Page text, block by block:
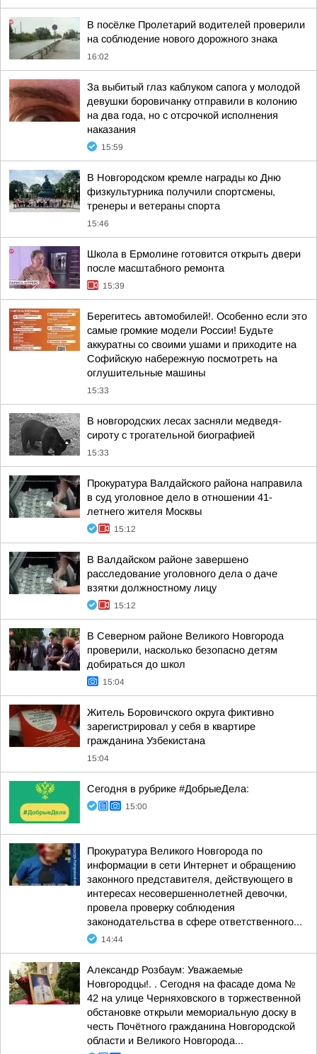
В посёлке Пролетарий водителей проверили
на соблюдение нового дорожного знака
16:02
За выбитый глаз каблуком сапога у молодой
девушки боровичанку отправили в колонию
на два года, но с отсрочкой исполнения
наказания
15:59
В Новгородском кремле награды ко Дню
физкультурника получили спортсмены,
тренеры и ветераны спорта
15:46
Школа в Ермолине готовится открыть двери
после масштабного ремонта
15:39
Берегитесь автомобилей!. Особенно если это
самые громкие модели России! Будьте
аккуратны со своими ушами и приходите на
Софийскую набережную посмотреть на
оглушительные машины
15:33
В новгородских лесах засняли медведя-
сироту с трогательной биографией
15:33
Прокуратура Валдайского района направила
в суд уголовное дело в отношении 41-
летнего жителя Москвы
15:12
В Валдайском районе завершено
расследование уголовного дела о даче
взятки должностному лицу
15:12
В Северном районе Великого Новгорода
проверили, насколько безопасно детям
добираться до школ
15:04
Житель Боровичского округа фиктивно
зарегистрировал у себя в квартире
гражданина Узбекистана
15:04
Сегодня в рубрике #ДобрыеДела:
15:00
Прокуратура Великого Новгорода по
информации в сети Интернет и обращению
законного представителя, действующего в
интересах несовершеннолетней девочки,
провела проверку соблюдения
законодательства в сфере ответственного...
14:44
Александр Розбаум: Уважаемые
Новгородцы!. . Сегодня на фасаде дома №
42 на улице Черняховского в торжественной
обстановке открыли мемориальную доску в
честь Почётного гражданина Новгородской
области и Великого Новгорода...